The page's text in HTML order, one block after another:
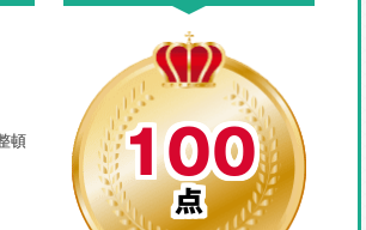
100
点